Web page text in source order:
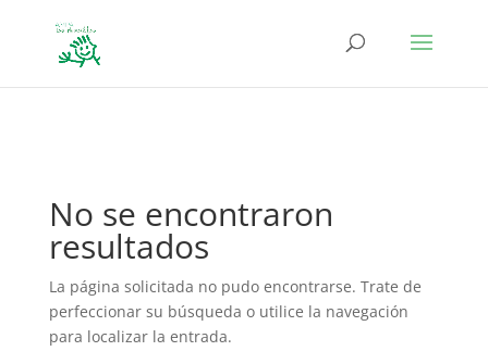
No se encontraron
resultados
La página solicitada no pudo encontrarse. Trate de
perfeccionar su búsqueda o utilice la navegación
para localizar la entrada.